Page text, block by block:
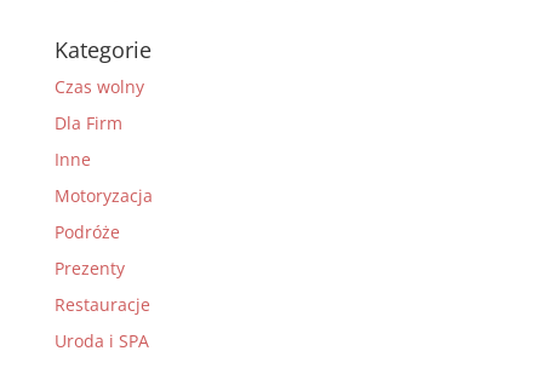
Kategorie
Czas wolny
Dla Firm
Inne
Motoryzacja
Podróże
Prezenty
Restauracje
Uroda i SPA